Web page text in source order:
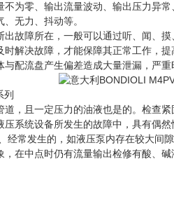
为零、输出流量波动、输出压力异
无力、抖动等。
故障所在，一般可以通过听、闻、
解决故障，才能保障其正常工作，
配流盘产生偏差造成大量泄漏，严
列
，且一定压力的油液也是的。检查
系统设备所发生的故障中，具有偶
常发生的，如液压泵内存在较大间
在中点时仍有流量输出检修有酸、